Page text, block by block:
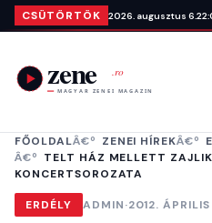
Ugrás a tartalomra
CSÜTÖRTÖK 2026. augusztus 6.
FŐOLDAL ZENEI HÍREK
TELT HÁZ MELLETT
KONCERTSOROZATA
ERDÉLY ADMIN·2012.